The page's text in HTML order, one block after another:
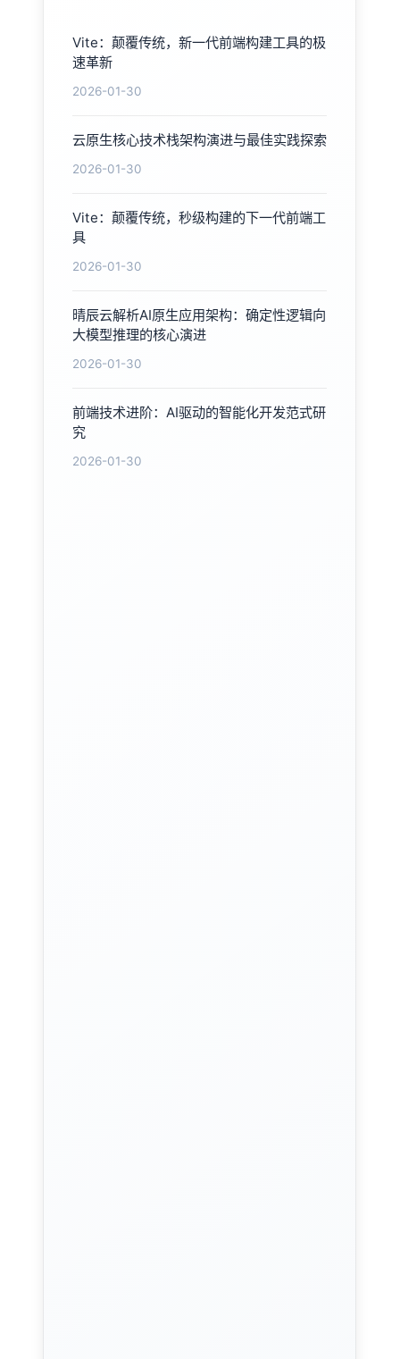
Vite：颠覆传统，新一代前端构建工具的极
速革新
2026-01-30
云原生核心技术栈架构演进与最佳实践探索
2026-01-30
Vite：颠覆传统，秒级构建的下一代前端工
具
2026-01-30
晴辰云解析AI原生应用架构：确定性逻辑向
大模型推理的核心演进
2026-01-30
前端技术进阶：AI驱动的智能化开发范式研
究
2026-01-30